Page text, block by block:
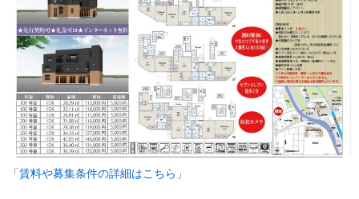
「賃料や募集条件の詳細はこちら」